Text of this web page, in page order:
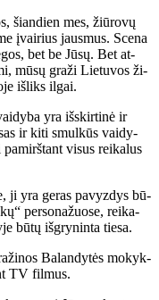
šian­dien mes, žiū­ro­vų
įvai­rius jaus­mus. Sce­na
bet be Jū­sų. Bet at­
mū­sų gra­ži Lie­tu­vos ži­
iš­liks il­gai.
yra iš­skir­ti­nė ir
ir ki­ti smul­kūs vai­dy­
vi­sus rei­ka­lus
ji yra ge­ras pa­vyz­dys bū­
per­so­na­žuo­se, rei­ka­
bū­tų iš­gry­nin­ta tie­sa.
Ba­lan­dy­tės mo­kyk­
TV fil­mus.